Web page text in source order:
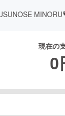
MINORU
現在の
0